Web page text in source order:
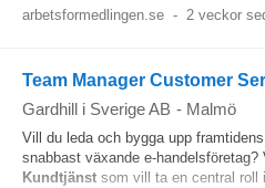
arbetsformedlingen.se - 2 veckor
Team Manager Customer
Gardhill i Sverige AB - Malmö
Vill du leda och bygga upp
snabbast växande e-
Kundtjänst som vill ta en central